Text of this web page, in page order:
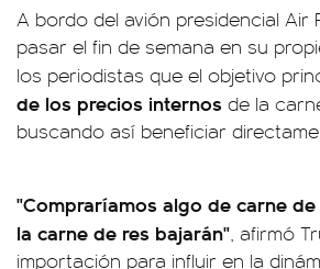
A bordo del avión presidencial
pasar el fin de semana en su
los periodistas que el objetivo
de los precios internos de la
buscando así beneficiar
"Compraríamos algo de carne
la carne de res bajarán", afirmó
importación para influir en la